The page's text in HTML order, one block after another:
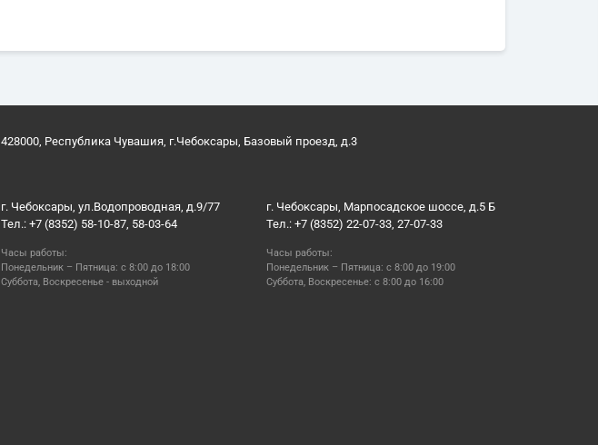
428000, Республика Чувашия, г.Чебоксары, Базовый проезд, д.3
г. Чебоксары, ул.Водопроводная, д.9/77
Тел.: +7 (8352) 58-10-87, 58-03-64
Часы работы:
Понедельник – Пятница: с 8:00 до 18:00
Суббота, Воскресенье - выходной
г. Чебоксары, Марпосадское шоссе, д.5 Б
Тел.: +7 (8352) 22-07-33, 27-07-33
Часы работы:
Понедельник – Пятница: с 8:00 до 19:00
Суббота, Воскресенье: с 8:00 до 16:00